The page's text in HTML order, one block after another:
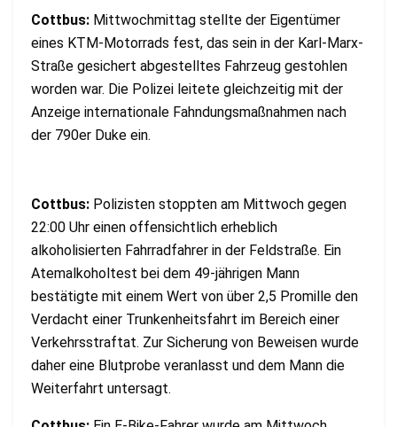
Cottbus: Mittwochmittag stellte der Eigentümer
eines KTM-Motorrads fest, das sein in der Karl-Marx-
Straße gesichert abgestelltes Fahrzeug gestohlen
worden war. Die Polizei leitete gleichzeitig mit der
Anzeige internationale Fahndungsmaßnahmen nach
der 790er Duke ein.
Cottbus: Polizisten stoppten am Mittwoch gegen
22:00 Uhr einen offensichtlich erheblich
alkoholisierten Fahrradfahrer in der Feldstraße. Ein
Atemalkoholtest bei dem 49-jährigen Mann
bestätigte mit einem Wert von über 2,5 Promille den
Verdacht einer Trunkenheitsfahrt im Bereich einer
Verkehrsstraftat. Zur Sicherung von Beweisen wurde
daher eine Blutprobe veranlasst und dem Mann die
Weiterfahrt untersagt.